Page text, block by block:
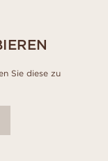
Sie diese zu